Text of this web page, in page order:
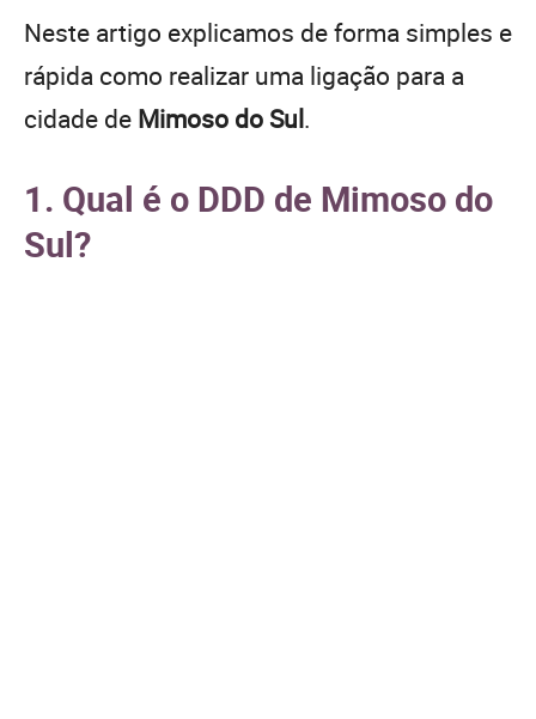
Neste artigo explicamos de forma simples e
rápida como realizar uma ligação para a
cidade de Mimoso do Sul.
1. Qual é o DDD de Mimoso do
Sul?